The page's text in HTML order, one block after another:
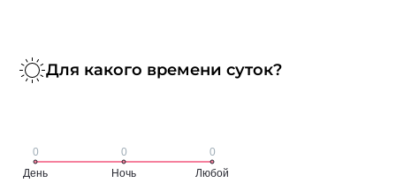
Для какого времени суток?